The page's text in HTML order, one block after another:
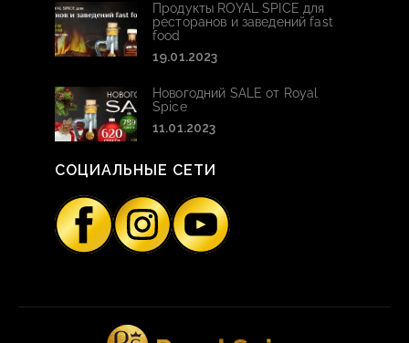
Продукты ROYAL SPICE для
ресторанов и заведений fast
food
19.01.2023
Новогодний SALE от Royal
Spice
11.01.2023
СОЦИАЛЬНЫЕ СЕТИ